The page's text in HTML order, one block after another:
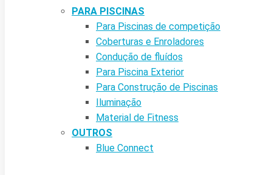
PARA PISCINAS
Para Piscinas de competição
Coberturas e Enroladores
Condução de fluídos
Para Piscina Exterior
Para Construção de Piscinas
Iluminação
Material de Fitness
OUTROS
Blue Connect